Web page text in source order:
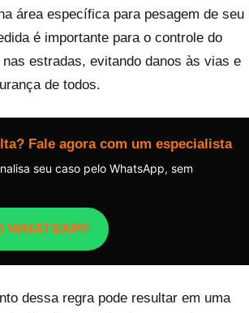
área específica para pesagem de seu
é importante para o controle do
estradas, evitando danos às vias e
de todos.
Fale agora com um especialista
seu caso pelo WhatsApp, sem
WHATSAPP
dessa regra pode resultar em uma